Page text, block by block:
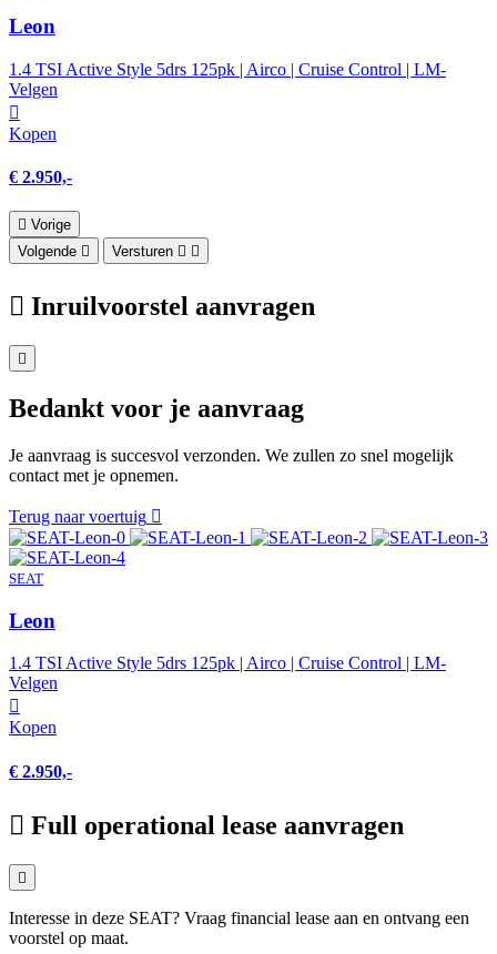
Leon
1.4 TSI Active Style 5drs 125pk | Airco | Cruise Control | LM-
Velgen
Kopen
€ 2.950,-
Vorige
Volgende
Versturen
Inruilvoorstel aanvragen
Bedankt voor je aanvraag
Je aanvraag is succesvol verzonden. We zullen zo snel mogelijk
contact met je opnemen.
Terug naar voertuig
SEAT
Leon
1.4 TSI Active Style 5drs 125pk | Airco | Cruise Control | LM-
Velgen
Kopen
€ 2.950,-
Full operational lease aanvragen
Interesse in deze SEAT? Vraag financial lease aan en ontvang een
voorstel op maat.